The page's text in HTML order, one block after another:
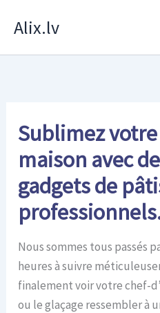
Alix.lv
Sublimez
maison avec
gadgets de
Nous sommes tous passés
heures à suivre
finalement voir votre chef-
ou le glaçage ressembler à